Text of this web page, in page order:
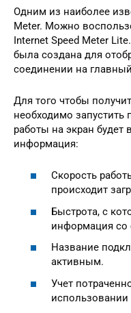
Одним из наиболее
Meter. Можно
Internet Speed Meter
была создана для
соединении на
Для того чтобы
необходимо запустить
работы на экран
информация:
Скорость
происходит
Быстрота, с
информация со
Название
активным.
Учет